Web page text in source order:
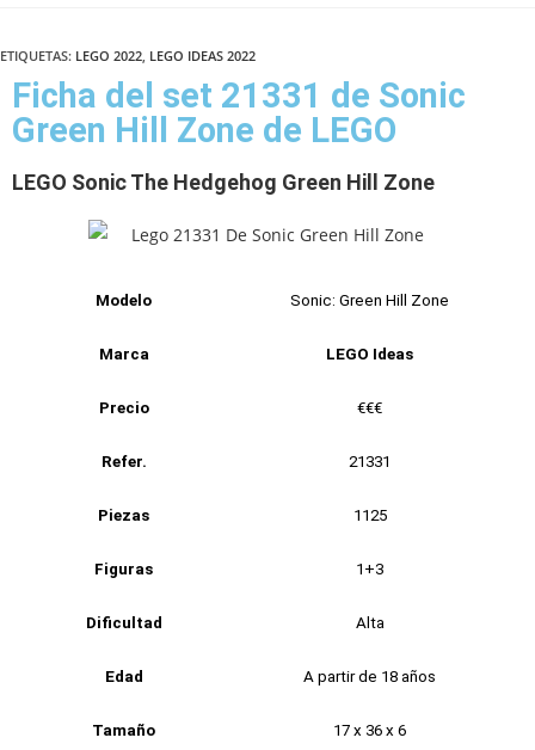
ETIQUETAS: LEGO 2022, LEGO IDEAS 2022
Ficha del set 21331 de Sonic
Green Hill Zone de LEGO
LEGO Sonic The Hedgehog Green Hill Zone
Modelo Sonic: Green Hill Zone
Marca LEGO Ideas
Precio €€€
Refer. 21331
Piezas 1125
Figuras 1+3
Dificultad Alta
Edad A partir de 18 años
Tamaño 17 x 36 x 6